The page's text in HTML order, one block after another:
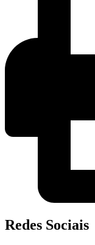
Redes Sociais